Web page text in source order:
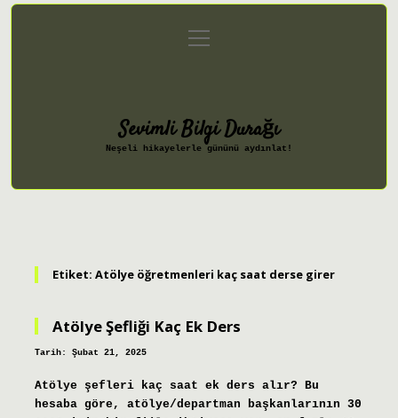
Gizlilik Politikası
menüyü
aç
Sevimli Bilgi Durağı
Neşeli hikayelerle gününü aydınlat!
Etiket: Atölye öğretmenleri kaç saat derse girer
Atölye Şefliği Kaç Ek Ders
Tarih: Şubat 21, 2025
Atölye şefleri kaç saat ek ders alır? Bu
hesaba göre, atölye/departman başkanlarının 30